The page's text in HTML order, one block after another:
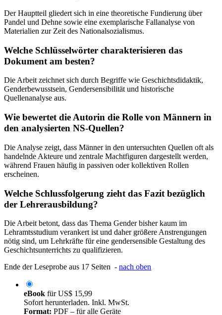
Der Hauptteil gliedert sich in eine theoretische Fundierung über
Pandel und Dehne sowie eine exemplarische Fallanalyse von
Materialien zur Zeit des Nationalsozialismus.
Welche Schlüsselwörter charakterisieren das
Dokument am besten?
Die Arbeit zeichnet sich durch Begriffe wie Geschichtsdidaktik,
Genderbewusstsein, Gendersensibilität und historische
Quellenanalyse aus.
Wie bewertet die Autorin die Rolle von Männern in
den analysierten NS-Quellen?
Die Analyse zeigt, dass Männer in den untersuchten Quellen oft als
handelnde Akteure und zentrale Machtfiguren dargestellt werden,
während Frauen häufig in passiven oder kollektiven Rollen
erscheinen.
Welche Schlussfolgerung zieht das Fazit bezüglich
der Lehrerausbildung?
Die Arbeit betont, dass das Thema Gender bisher kaum im
Lehramtsstudium verankert ist und daher größere Anstrengungen
nötig sind, um Lehrkräfte für eine gendersensible Gestaltung des
Geschichtsunterrichts zu qualifizieren.
Ende der Leseprobe aus 17 Seiten - nach oben
eBook fürUS$ 15,99
Sofort herunterladen. Inkl. MwSt.
Format: PDF – für alle Geräte